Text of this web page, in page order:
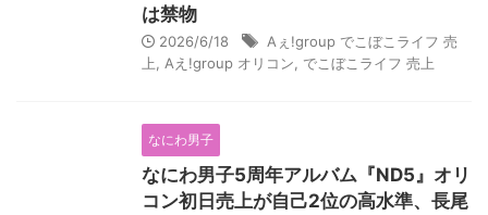
は禁物
2026/6/18
Aぇ!group でこぼこライフ 売
上
Aえ!group オリコン でこぼこライフ 売上
なにわ男子
なにわ男子5周年アルバム『ND5』オリ
コン初日売上が自己2位の高水準、長尾